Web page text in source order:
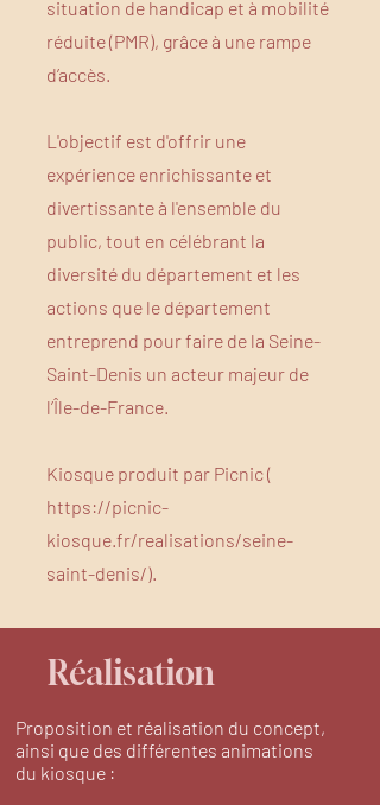
situation de handicap et à mobilité
réduite (PMR), grâce à une rampe
d’accès.
L'objectif est d'offrir une
expérience enrichissante et
divertissante à l'ensemble du
public, tout en célébrant la
diversité du département et les
actions que le département
entreprend pour faire de la Seine-
Saint-Denis un acteur majeur de
l’Île-de-France.
Kiosque produit par Picnic (
https://picnic-
kiosque.fr/realisations/seine-
saint-denis/).
Réalisation
Proposition et réalisation du concept,
ainsi que des différentes animations
du kiosque :